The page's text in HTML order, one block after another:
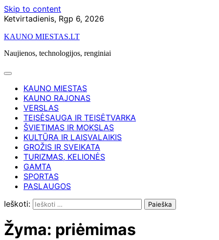
Skip to content
Ketvirtadienis, Rgp 6, 2026
KAUNO MIESTAS.LT
Naujienos, technologijos, renginiai
KAUNO MIESTAS
KAUNO RAJONAS
VERSLAS
TEISĖSAUGA IR TEISĖTVARKA
ŠVIETIMAS IR MOKSLAS
KULTŪRA IR LAISVALAIKIS
GROŽIS IR SVEIKATA
TURIZMAS, KELIONĖS
GAMTA
SPORTAS
PASLAUGOS
Ieškoti:
Žyma: priėmimas